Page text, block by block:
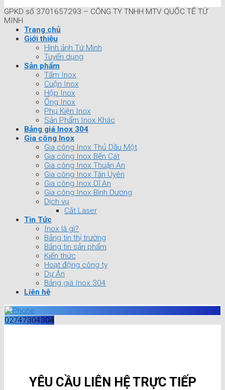
GPKD số 3701657293 – CÔNG TY TNHH MTV QUỐC TẾ TỨ
MINH
Trang chủ
Giới thiệu
Hình ảnh Tứ Minh
Tuyển dụng
Sản phẩm
Tấm Inox
Cuộn Inox
Hộp Inox
Ống Inox
Phụ Kiện Inox
Sản Phẩm Inox Khác
Bảng giá Inox 304
Gia công Inox
Gia công Inox Thủ Dầu Một
Gia công Inox Bến Cát
Gia công Inox Thuận An
Gia công Inox Tân Uyên
Gia công Inox Dĩ An
Gia công Inox Bình Dương
Dịch vụ
Cắt Laser
Tin Tức
Inox là gì?
Bảng tin thị trường
Bảng tin sản phẩm
Kiến thức
Hoạt động công ty
Dự Án
Bảng giá Inox 304
Liên hệ
02747304304
YÊU CẦU LIÊN HỆ TRỰC TIẾP